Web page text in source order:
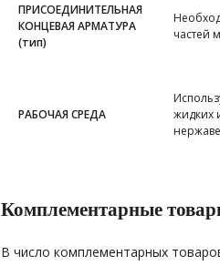
ПРИСОЕДИНИТЕЛЬНАЯ
КОНЦЕВАЯ АРМАТУРА
(тип)
частей
РАБОЧАЯ СРЕДА
жидких
Комплементарные
В число комплементарных